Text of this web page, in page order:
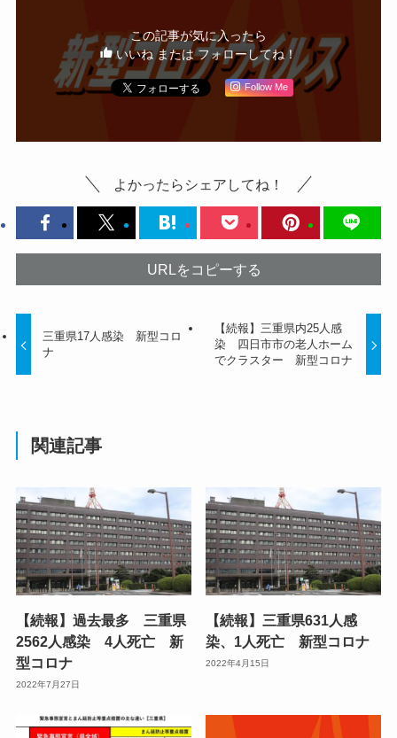
この記事が気に入ったら
いいね または フォローしてね！
Follow Me
よかったらシェアしてね！
URLをコピーする
三重県17人感染 新型コロ
ナ
【続報】三重県内25人感
染 四日市市の老人ホーム
でクラスター 新型コロナ
関連記事
【続報】過去最多 三重県
2562人感染 4人死亡 新
型コロナ
2022年7月27日
【続報】三重県631人感
染、1人死亡 新型コロナ
2022年4月15日